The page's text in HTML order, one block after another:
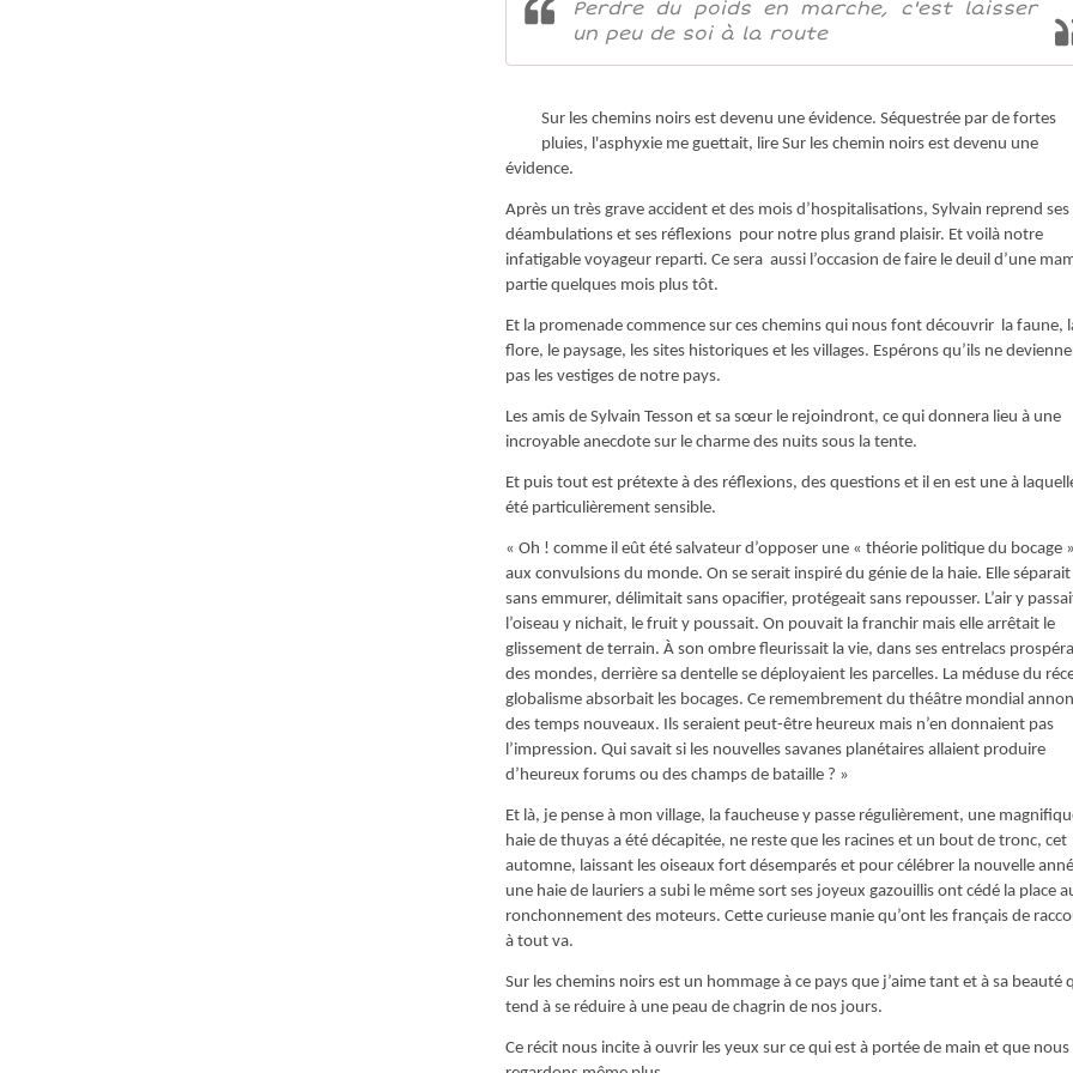
Perdre du poids en marche, c'est laisser
un peu de soi à la route
Sur les chemins noirs est devenu une évidence. Séquestrée par de fortes
pluies, l'asphyxie me guettait, lire Sur les chemin noirs est devenu une
évidence.
Après un très grave accident et des mois d’hospitalisations, Sylvain reprend ses
déambulations et ses réflexions pour notre plus grand plaisir. Et voilà notre
infatigable voyageur reparti. Ce sera aussi l’occasion de faire le deuil d’une
partie quelques mois plus tôt.
Et la promenade commence sur ces chemins qui nous font découvrir la faune,
flore, le paysage, les sites historiques et les villages. Espérons qu’ils ne
pas les vestiges de notre pays.
Les amis de Sylvain Tesson et sa sœur le rejoindront, ce qui donnera lieu à une
incroyable anecdote sur le charme des nuits sous la tente.
Et puis tout est prétexte à des réflexions, des questions et il en est une à
été particulièrement sensible.
« Oh ! comme il eût été salvateur d’opposer une « théorie politique du bocage »
aux convulsions du monde. On se serait inspiré du génie de la haie. Elle séparait
sans emmurer, délimitait sans opacifier, protégeait sans repousser. L’air y
l’oiseau y nichait, le fruit y poussait. On pouvait la franchir mais elle arrêtait le
glissement de terrain. À son ombre fleurissait la vie, dans ses entrelacs
des mondes, derrière sa dentelle se déployaient les parcelles. La méduse du
globalisme absorbait les bocages. Ce remembrement du théâtre mondial
des temps nouveaux. Ils seraient peut-être heureux mais n’en donnaient pas
l’impression. Qui savait si les nouvelles savanes planétaires allaient produire
d’heureux forums ou des champs de bataille ? »
Et là, je pense à mon village, la faucheuse y passe régulièrement, une
haie de thuyas a été décapitée, ne reste que les racines et un bout de tronc, cet
automne, laissant les oiseaux fort désemparés et pour célébrer la nouvelle
une haie de lauriers a subi le même sort ses joyeux gazouillis ont cédé la place
ronchonnement des moteurs. Cette curieuse manie qu’ont les français de
à tout va.
Sur les chemins noirs est un hommage à ce pays que j’aime tant et à sa beauté
tend à se réduire à une peau de chagrin de nos jours.
Ce récit nous incite à ouvrir les yeux sur ce qui est à portée de main et que nous